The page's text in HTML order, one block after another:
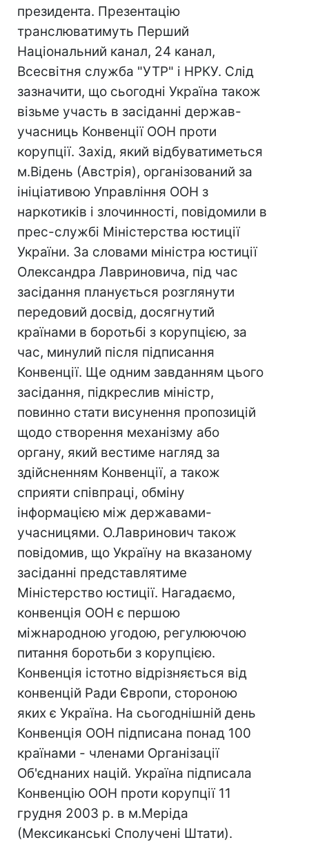
президента. Презентацію
транслюватимуть Перший
Національний канал, 24 канал,
Всесвітня служба "УТР" і НРКУ. Слід
зазначити, що сьогодні Україна також
візьме участь в засіданні держав-
учасниць Конвенції ООН проти
корупції. Захід, який відбуватиметься
м.Відень (Австрія), організований за
ініціативою Управління ООН з
наркотиків і злочинності, повідомили в
прес-службі Міністерства юстиції
України. За словами міністра юстиції
Олександра Лавриновича, під час
засідання планується розглянути
передовий досвід, досягнутий
країнами в боротьбі з корупцією, за
час, минулий після підписання
Конвенції. Ще одним завданням цього
засідання, підкреслив міністр,
повинно стати висунення пропозицій
щодо створення механізму або
органу, який вестиме нагляд за
здійсненням Конвенції, а також
сприяти співпраці, обміну
інформацією між державами-
учасницями. О.Лавринович також
повідомив, що Україну на вказаному
засіданні представлятиме
Міністерство юстиції. Нагадаємо,
конвенція ООН є першою
міжнародною угодою, регулюючою
питання боротьби з корупцією.
Конвенція істотно відрізняється від
конвенцій Ради Європи, стороною
яких є Україна. На сьогоднішній день
Конвенція ООН підписана понад 100
країнами - членами Організації
Об'єднаних націй. Україна підписала
Конвенцію ООН проти корупції 11
грудня 2003 р. в м.Меріда
(Мексиканські Сполучені Штати).